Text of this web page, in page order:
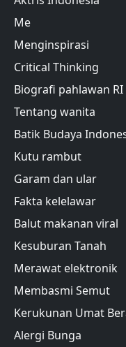
Me
Menginspirasi
Critical Thinking
Biografi pahlawan RI
Tentang wanita
Batik Budaya
Kutu rambut
Garam dan ular
Fakta kelelawar
Balut makanan viral
Kesuburan Tanah
Merawat elektronik
Membasmi Semut
Kerukunan Umat
Alergi Bunga